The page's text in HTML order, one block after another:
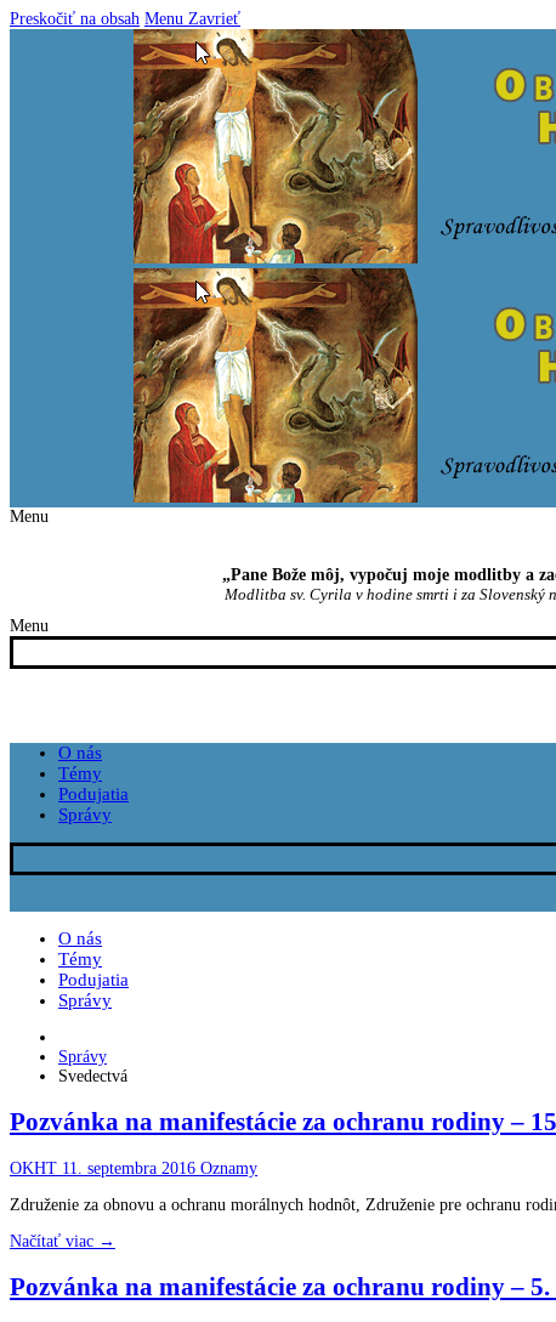
Preskočiť na obsah Menu Zavrieť
Menu
„Pane Bože môj, vypočuj moje modlitby a
Modlitba sv. Cyrila v hodine smrti i za Slovenský
Menu
O nás
Témy
Podujatia
Správy
O nás
Témy
Podujatia
Správy
Správy
Svedectvá
Pozvánka na manifestácie za ochranu rodiny –
OKHT 11. septembra 2016 Oznamy
Združenie za obnovu a ochranu morálnych hodnôt, Združenie pre ochranu
Načítať viac →
Pozvánka na manifestácie za ochranu rodiny – 5.